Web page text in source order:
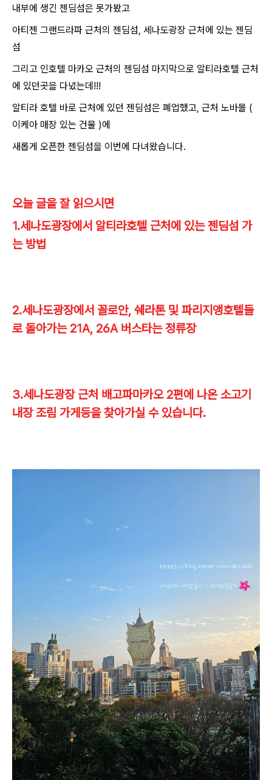
내부에 생긴 젠딤섬은 못가봤고
아티젠 그랜드라파 근처의 젠딤섬, 세나도광장 근처에 있는 젠딤
섬
그리고 인호텔 마카오 근처의 젠딤섬 마지막으로 알티라호텔 근처
에 있던곳을 다녔는데!!!
알티라 호텔 바로 근처에 있던 젠딤섬은 폐업했고, 근처 노바몰 (
이케아 매장 있는 건물 )에
새롭게 오픈한 젠딤섬을 이번에 다녀왔습니다.
​오늘 글을 잘 읽으시면
​1.세나도광장에서 알티라호텔 근처에 있는 젠딤섬 가
는 방법
​2.세나도광장에서 꼴로안, 쉐라톤 및 파리지앵호텔들
로 돌아가는 21A, 26A 버스타는 정류장
​3.세나도광장 근처 배고파마카오 2편에 나온 소고기
내장 조림 가게등을 찾아가실 수 있습니다.